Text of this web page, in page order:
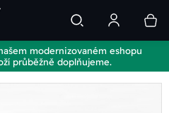
modernizovaném eshopu
průběžně doplňujeme.